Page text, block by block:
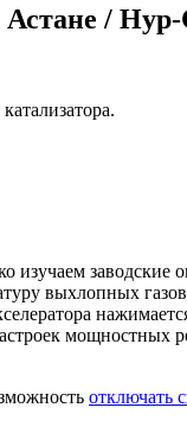
/ Нур-
изучаем заводские
выхлопных
мощностных
отключать